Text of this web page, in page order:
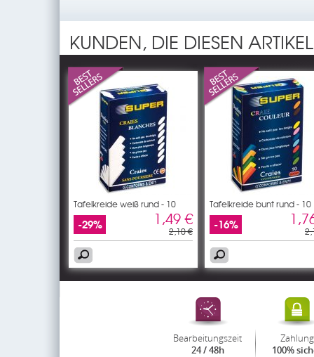
KUNDEN, DIE DIESEN
Tafelkreide weiß rund - 10
-29% 1,49 €
2,10 €
Tafelkreide bunt rund - 10
-16%
Bearbeitungszeit
24 / 48h
Zahlung
100%